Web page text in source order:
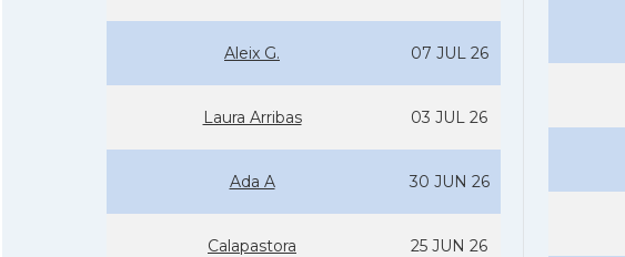
Aleix G. 07 JUL 26
Laura Arribas 03 JUL 26
Ada A 30 JUN 26
Calapastora 25 JUN 26